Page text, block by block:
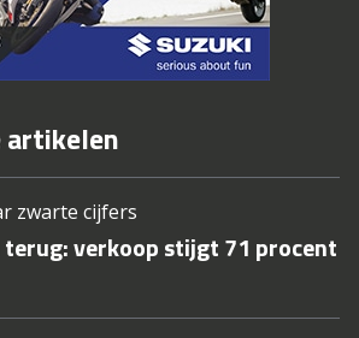
artikelen
zwarte cijfers
verkoop stijgt 71 procent